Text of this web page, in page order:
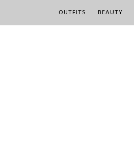
OUTFITS BEAUTY